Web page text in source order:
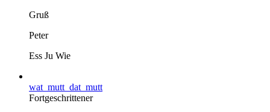
Gruß
Peter
Ess Ju Wie
wat_mutt_dat_mutt
Fortgeschrittener